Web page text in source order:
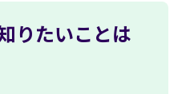
りたいことは